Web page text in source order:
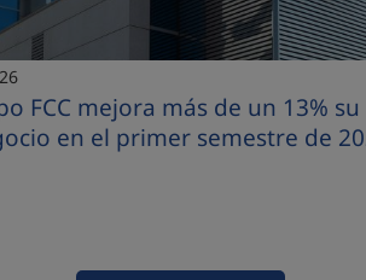
FCC mejora más de un 13%
en el primer semestre de